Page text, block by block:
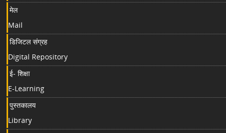
मेल
Mail
डिजिटल संग्रह
Digital Repository
ई- शिक्षा
E-Learning
पुस्तकालय
Library